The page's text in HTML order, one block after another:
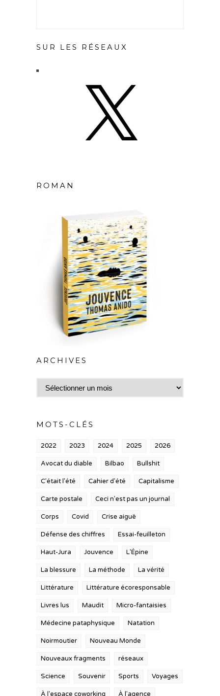
SUR LES RÉSEAUX
ROMAN
ARCHIVES
Archives
MOTS-CLÉS
2022 2023 2024 2025 2026
Avocat du diable Bilbao Bullshit
C'était l'été Cahier d'été Capitalisme
Carte postale Ceci n'est pas un journal
Corps Covid Crise aiguë
Défense des chiffres Essai-feuilleton
Haut-Jura Jouvence L'Épine
La blessure La méthode La vérité
Littérature Littérature écoresponsable
Livres lus Maudit Micro-fantaisies
Médecine pataphysique Natation
Noirmoutier Nouveau Monde
Nouveaux fragments réseaux
Science Souvenir Sports Voyages
À l'espace coworking À l'agence